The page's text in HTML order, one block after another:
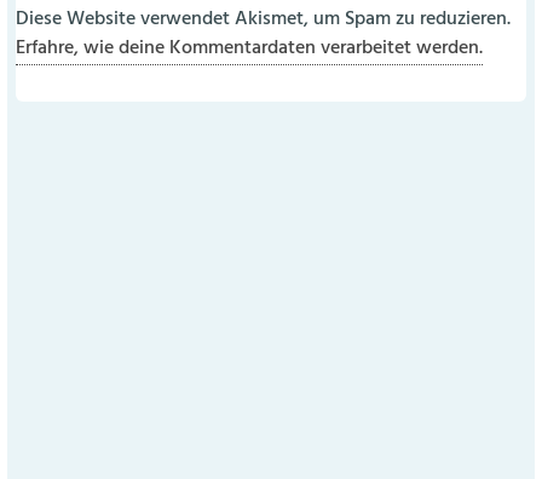
Diese Website verwendet Akismet, um Spam zu reduzieren.
Erfahre, wie deine Kommentardaten verarbeitet werden.